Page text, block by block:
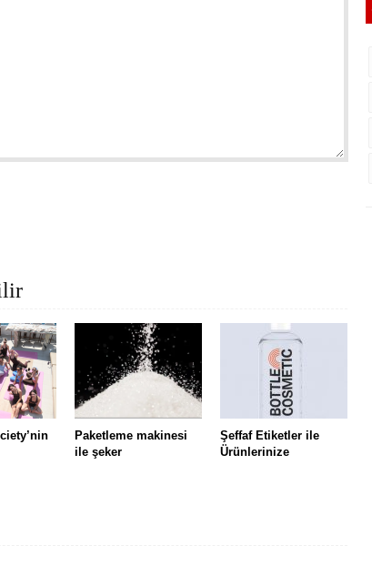
Paketleme makinesi
ile şeker
Şeffaf Etiketler ile
Ürünlerinize